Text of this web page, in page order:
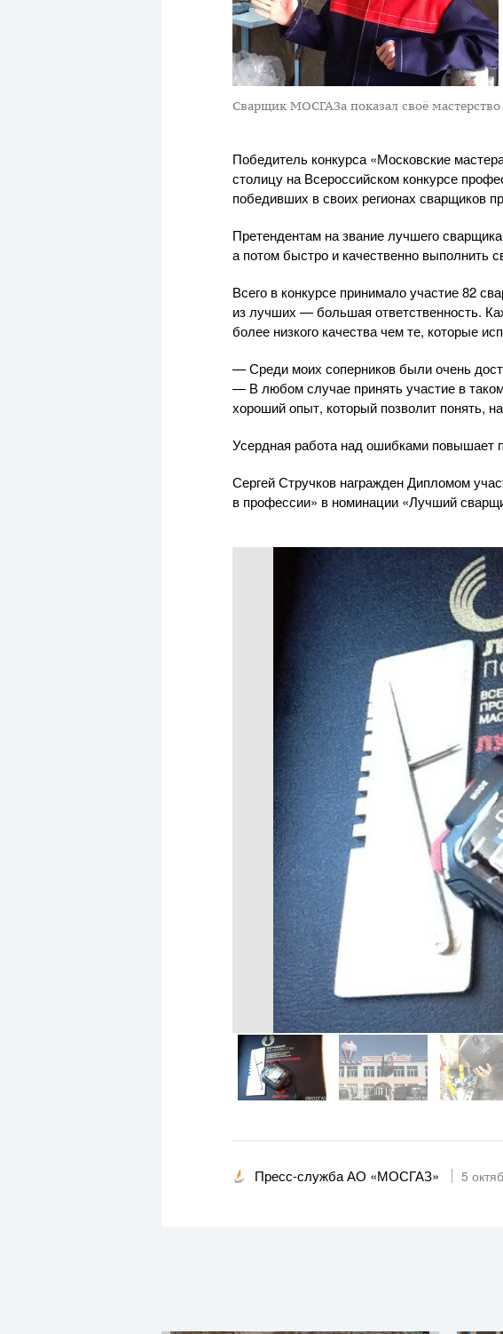
Сварщик МОСГАЗа показал своё
Победитель конкурса «Московские
столицу на Всероссийском конкурсе
победивших в своих регионах сварщиков
Претендентам на звание лучшего
а потом быстро и качественно выполнить
Всего в конкурсе принимало участие 82
из лучших — большая ответственность.
более низкого качества чем те, которые
— Среди моих соперников были очень
— В любом случае принять участие в
хороший опыт, который позволит понять,
Усердная работа над ошибками повышает
Сергей Стручков награждeн Дипломом
в профессии» в номинации «Лучший
Пресс-служба АО «МОСГАЗ» 5